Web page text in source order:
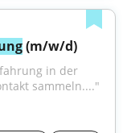
(m/w/d)
sammeln...."